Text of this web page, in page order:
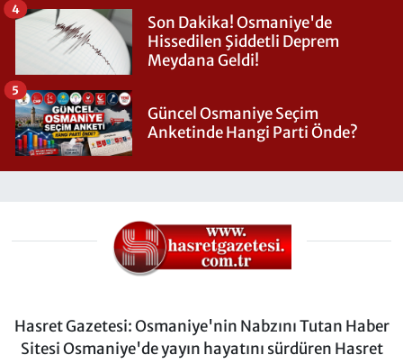
Son Dakika! Osmaniye'de
Hissedilen Şiddetli Deprem
Meydana Geldi!
4
Güncel Osmaniye Seçim
Anketinde Hangi Parti Önde?
5
Hasret Gazetesi: Osmaniye'nin Nabzını Tutan Haber
Sitesi Osmaniye'de yayın hayatını sürdüren Hasret